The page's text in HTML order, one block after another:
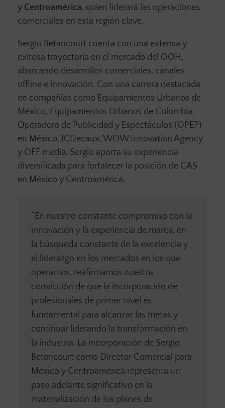
y Centroamérica, quien liderará las operaciones
comerciales en esta región clave.
Sergio Betancourt cuenta con una extensa y
exitosa trayectoria en el mercado del OOH,
abarcando desarrollos comerciales, canales
offline e innovación. Con una carrera destacada
en compañías como Equipamientos Urbanos de
México, Equipamientos Urbanos de Colombia,
Operadora de Publicidad y Espectáculos (OPEP)
en México, JCDecaux, WOW Innovation Agency
y OFF media, Sergio aporta su experiencia
diversificada para fortalecer la posición de CAS
en México y Centroamérica.
“En nuestro constante compromiso con la
innovación y la experiencia de marca, en
la búsqueda constante de la excelencia y
el liderazgo en los mercados en los que
operamos, reafirmamos nuestra
convicción de que la incorporación de
profesionales de primer nivel es
fundamental para alcanzar las metas y
continuar liderando la transformación en
la industria. La incorporación de Sergio
Betancourt como Director Comercial para
México y Centroamérica representa un
paso adelante significativo en la
materialización de los planes de